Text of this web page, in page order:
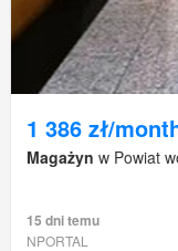
1 386 zł/
Magażyn w Powiat
15 dni temu
NPORTAL